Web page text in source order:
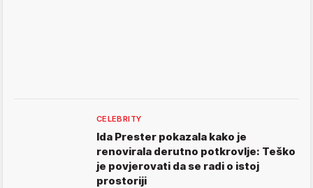
CELEBRITY
Ida Prester pokazala kako je
renovirala derutno potkrovlje: Teško
je povjerovati da se radi o istoj
prostoriji